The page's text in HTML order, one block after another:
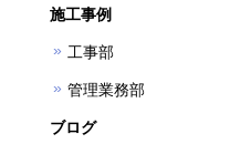
施工事例
工事部
管理業務部
ブログ